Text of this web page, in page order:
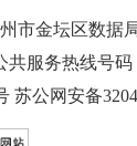
市金坛区数据
服务热线号码
苏公网安备